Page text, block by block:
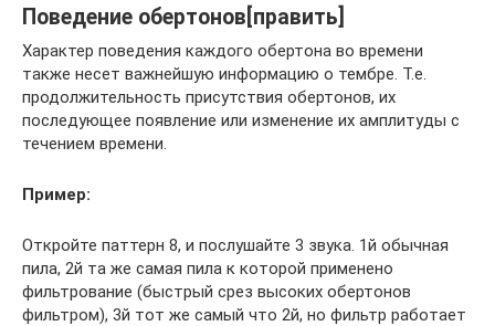
Поведение обертонов[править]
Характер поведения каждого обертона во времени
также несет важнейшую информацию о тембре. Т.е.
продолжительность присутствия обертонов, их
последующее появление или изменение их амплитуды с
течением времени.
Пример:
Откройте паттерн 8, и послушайте 3 звука. 1й обычная
пила, 2й та же самая пила к которой применено
фильтрование (быстрый срез высоких обертонов
фильтром), 3й тот же самый что 2й, но фильтр работает